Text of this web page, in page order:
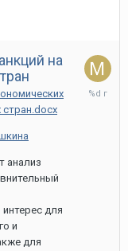
на
стран.docx
анализ
для
и
для
30